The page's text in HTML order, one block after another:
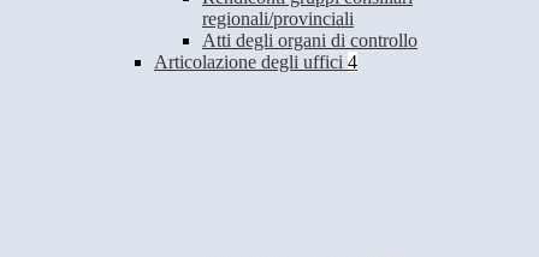
regionali/provinciali
Atti degli organi di controllo
Articolazione degli uffici 4